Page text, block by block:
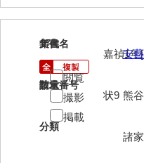
熊谷家文書
熊谷家文書（
熊野家文書（防
蔵田家文書
17
文書名
安
請求番号
熊
分類
諸
年代
嘉禎1年
数量
状9
閲覧
撮影
掲載